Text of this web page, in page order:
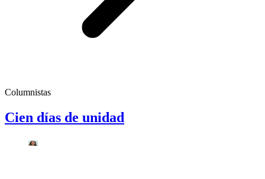
Columnistas
Cien días de unidad